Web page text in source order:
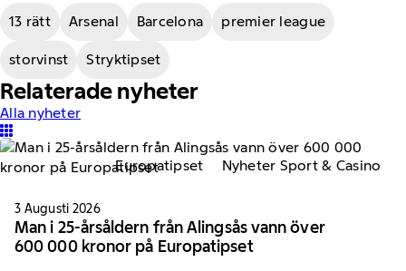
13 rätt
Arsenal Barcelona premier league
storvinst Stryktipset
Relaterade nyheter
Alla nyheter
Europatipset Nyheter Sport & Casino
3 Augusti 2026
Man i 25-årsåldern från Alingsås vann över
600 000 kronor på Europatipset